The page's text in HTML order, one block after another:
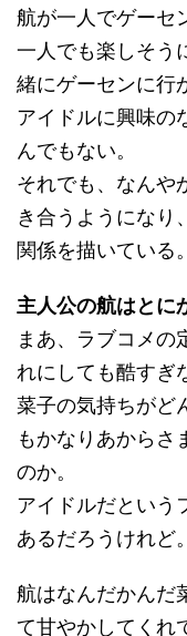
航が一人でゲーセ
一人でも楽しそう
緒にゲーセンに行
アイドルに興味の
んでもない。
それでも、なんや
き合うようになり
関係を描いている。
主人公の航はとに
まあ、ラブコメの
れにしても酷すぎ
菜子の気持ちがど
もかなりあからさ
のか。
アイドルだという
あるだろうけれど。
航はなんだかんだ
て甘やかしてくれ